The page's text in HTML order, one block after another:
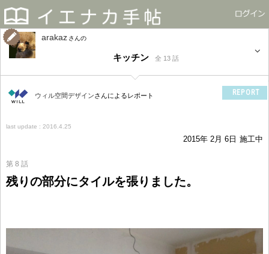
arakaz さん
キッチン 全 13 話
ウィル空間デザインさんによるレポート REPORT
last update : 2016.4.25
2015年 2月 6日 施工中
第 8 話
残りの部分にタイルを張りました。